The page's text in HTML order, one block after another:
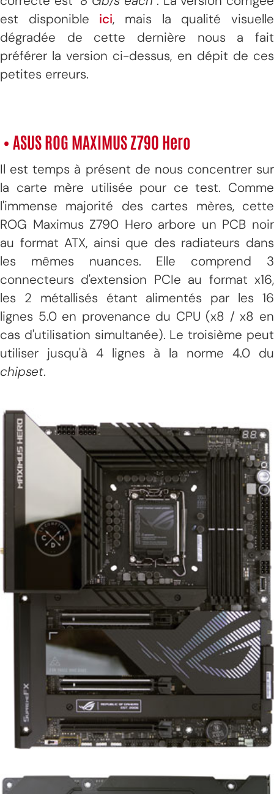
est disponible ici, mais la qualité visuelle
dégradée de cette dernière nous a fait
préférer la version ci-dessus, en dépit de ces
petites erreurs.
• ASUS ROG MAXIMUS Z790 Hero
Il est temps à présent de nous concentrer sur
la carte mère utilisée pour ce test. Comme
l'immense majorité des cartes mères, cette
ROG Maximus Z790 Hero arbore un PCB noir
au format ATX, ainsi que des radiateurs dans
les mêmes nuances. Elle comprend 3
connecteurs d'extension PCIe au format x16,
les 2 métallisés étant alimentés par les 16
lignes 5.0 en provenance du CPU (x8 / x8 en
cas d'utilisation simultanée). Le troisième peut
utiliser jusqu'à 4 lignes à la norme 4.0 du
chipset.